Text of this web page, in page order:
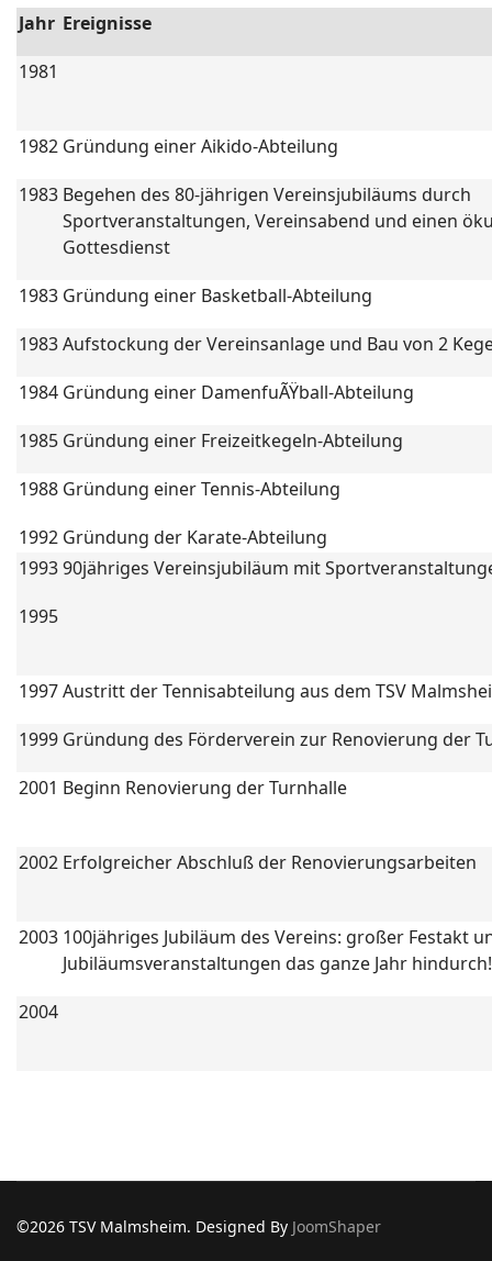
Jahr Ereignisse
1981
1982 Gründung einer Aikido-Abteilung
1983 Begehen des 80-jährigen Vereinsjubiläums durch
Sportveranstaltungen, Vereinsabend und einen
Gottesdienst
1983 Gründung einer Basketball-Abteilung
1983Aufstockung der Vereinsanlage und Bau von 2
1984 Gründung einer DamenfuÃŸball-Abteilung
1985 Gründung einer Freizeitkegeln-Abteilung
1988 Gründung einer Tennis-Abteilung
1992 Gründung der Karate-Abteilung
199390jähriges Vereinsjubiläum mit
1995
1997Austritt der Tennisabteilung aus dem TSV
1999 Gründung des Förderverein zur Renovierung der
2001 Beginn Renovierung der Turnhalle
2002 Erfolgreicher Abschluß der Renovierungsarbeiten
2003 100jähriges Jubiläum des Vereins: großer Festakt
Jubiläumsveranstaltungen das ganze Jahr hindurch!
2004
©2026 TSV Malmsheim. Designed By JoomShaper